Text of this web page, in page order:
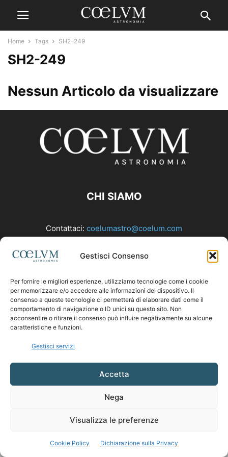
Gestisci Consenso
Per fornire le migliori esperienze, utilizziamo tecnologie come i cookie
per memorizzare e/o accedere alle informazioni del dispositivo. Il
consenso a queste tecnologie ci permetterà di elaborare dati come il
comportamento di navigazione o ID unici su questo sito. Non
acconsentire o ritirare il consenso può influire negativamente su alcune
caratteristiche e funzioni.
Gestisci servizi
Accetta
Nega
Visualizza le preferenze
Cookie Policy Dichiarazione sulla Privacy
Home Tags SH2-249
SH2-249
Nessun Articolo da visualizzare
CHI SIAMO
Contattaci: coelumastro@coelum.com
SEGUICI